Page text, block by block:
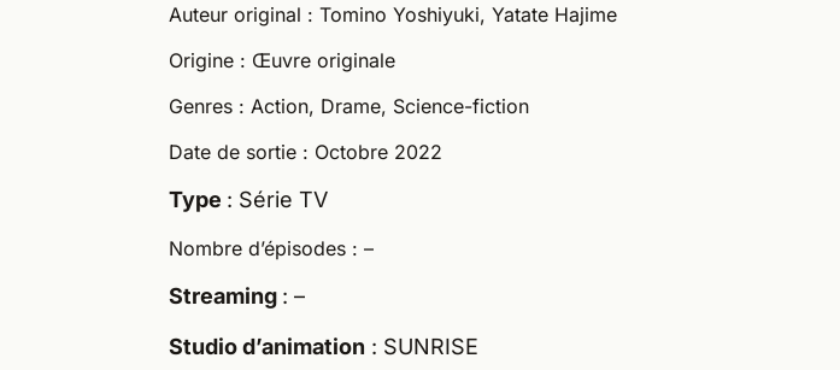
Auteur original : Tomino Yoshiyuki, Yatate Hajime
Origine : Œuvre originale
Genres : Action, Drame, Science-fiction
Date de sortie : Octobre 2022
Type : Série TV
Nombre d’épisodes : –
Streaming : –
Studio d’animation : SUNRISE